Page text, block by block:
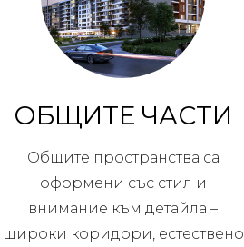
ОБЩИТЕ ЧАСТИ
Общите пространства са
оформени със стил и
внимание към детайла –
широки коридори, естествено